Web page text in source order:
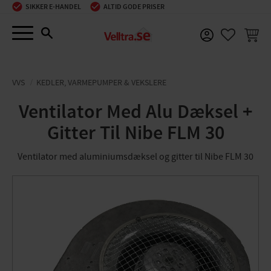
Menu
SIKKER E-HANDEL ALTID GODE PRISER
VVS KEDLER, VARMEPUMPER & VEKSLERE
Ventilator Med Alu Dæksel +
Gitter Til Nibe FLM 30
Ventilator med aluminiumsdæksel og gitter til Nibe FLM 30